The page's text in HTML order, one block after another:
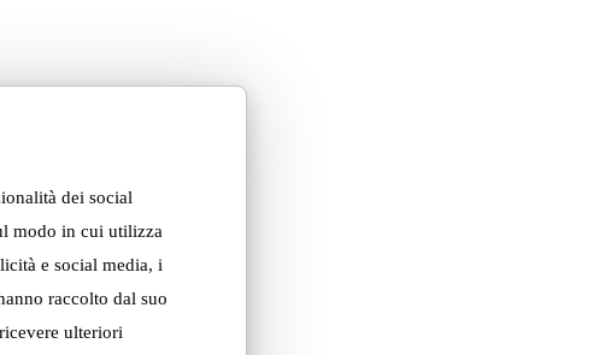
dei social
modo in cui utilizza
e social media, i
raccolto dal suo
ulteriori